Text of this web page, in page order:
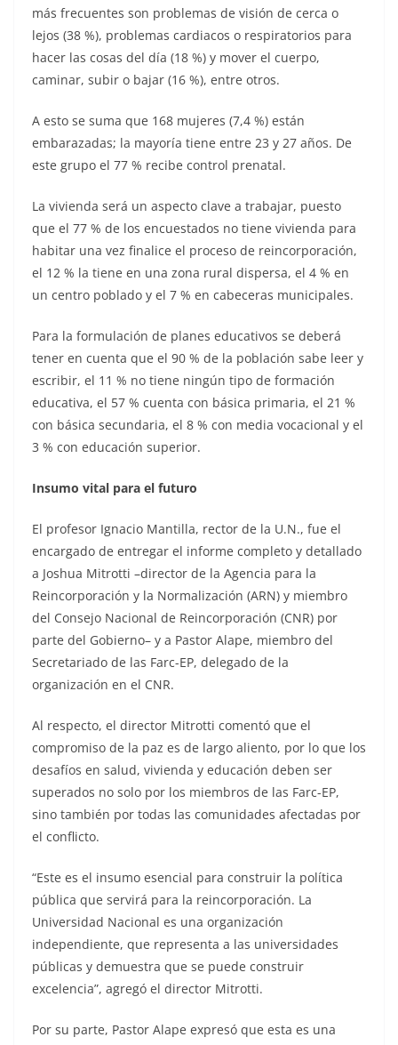
más frecuentes son problemas de visión de cerca o
lejos (38 %), problemas cardiacos o respiratorios para
hacer las cosas del día (18 %) y mover el cuerpo,
caminar, subir o bajar (16 %), entre otros.
A esto se suma que 168 mujeres (7,4 %) están
embarazadas; la mayoría tiene entre 23 y 27 años. De
este grupo el 77 % recibe control prenatal.
La vivienda será un aspecto clave a trabajar, puesto
que el 77 % de los encuestados no tiene vivienda para
habitar una vez finalice el proceso de reincorporación,
el 12 % la tiene en una zona rural dispersa, el 4 % en
un centro poblado y el 7 % en cabeceras municipales.
Para la formulación de planes educativos se deberá
tener en cuenta que el 90 % de la población sabe leer y
escribir, el 11 % no tiene ningún tipo de formación
educativa, el 57 % cuenta con básica primaria, el 21 %
con básica secundaria, el 8 % con media vocacional y el
3 % con educación superior.
Insumo vital para el futuro
El profesor Ignacio Mantilla, rector de la U.N., fue el
encargado de entregar el informe completo y detallado
a Joshua Mitrotti –director de la Agencia para la
Reincorporación y la Normalización (ARN) y miembro
del Consejo Nacional de Reincorporación (CNR) por
parte del Gobierno– y a Pastor Alape, miembro del
Secretariado de las Farc-EP, delegado de la
organización en el CNR.
Al respecto, el director Mitrotti comentó que el
compromiso de la paz es de largo aliento, por lo que los
desafíos en salud, vivienda y educación deben ser
superados no solo por los miembros de las Farc-EP,
sino también por todas las comunidades afectadas por
el conflicto.
“Este es el insumo esencial para construir la política
pública que servirá para la reincorporación. La
Universidad Nacional es una organización
independiente, que representa a las universidades
públicas y demuestra que se puede construir
excelencia”, agregó el director Mitrotti.
Por su parte, Pastor Alape expresó que esta es una